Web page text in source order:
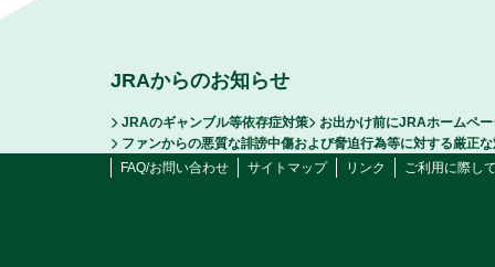
JRAからのお知らせ
JRAのギャンブル等依存症対策
お出かけ前にJRAホームペ
ファンからの悪質な誹謗中傷および脅迫行為等に対する厳正
FAQ/お問い合わせ
サイトマップ リンク ご利用に際し